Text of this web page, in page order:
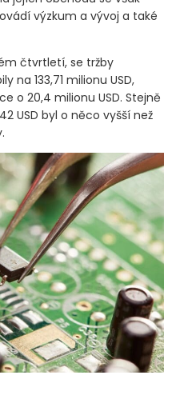
výzkum a vývoj a také
čtvrtletí, se tržby
na 133,71 milionu USD,
o 20,4 milionu USD. Stejně
USD byl o něco vyšší než